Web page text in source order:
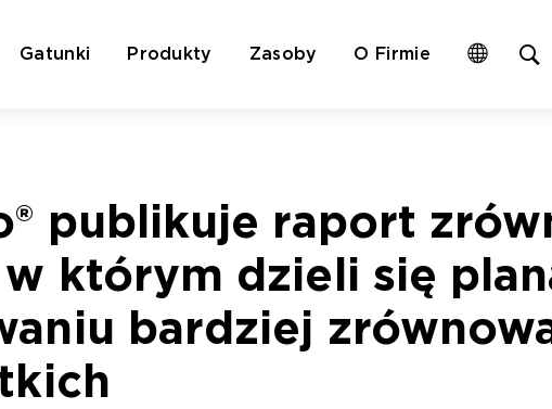
Gatunki Produkty Zasoby O Firmie
publikuje raport
którym dzieli się
bardziej